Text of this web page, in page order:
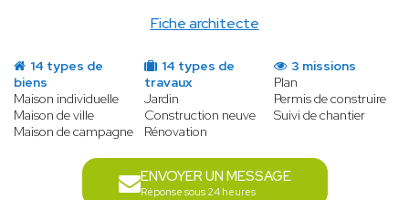
Fiche architecte
14 types de
biens
Maison individuelle
Maison de ville
Maison de campagne
14 types de
travaux
Jardin
Construction neuve
Rénovation
3 missions
Plan
Permis de construire
Suivi de chantier
ENVOYER UN MESSAGE
Réponse sous 24 heures